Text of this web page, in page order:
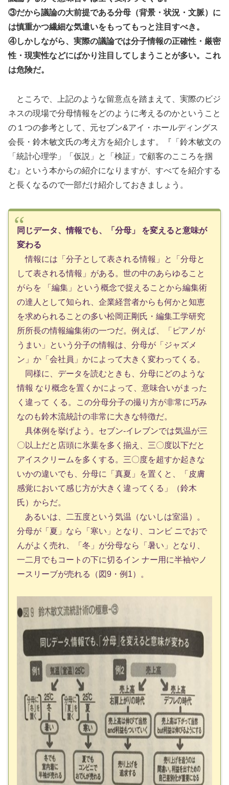
③だから議論の大前提である分母（背景・状況・文脈）に
は慎重かつ繊細な気遣いをもってもっと注目すべき。
④しかしながら、実際の議論では分子情報の正確性・厳密
性・現実性などにばかり注目してしまうことが多い。これ
は危険だ。
ところで、上記のような留意点を踏まえて、実際のビジ
ネスの現場で分母情報をどのように考えるのかということ
の１つの参考として、元セブン&アイ・ホールディングス
会長・鈴木敏文氏の考え方を紹介します。『「鈴木敏文の
「統計心理学」「仮説」と「検証」で顧客のこころを掴
む』という本からの紹介になりますが、すべてを紹介する
と長くなるので一部だけ紹介しておきましょう。
同じデータ、情報でも、「分母」 を変えると意味が
変わる
情報には「分子として表される情報」と「分母と
して表される情報」がある。世の中のあらゆること
がらを 「編集」という概念で捉えることから編集術
の達人として知られ、企業経営者からも何かと知恵
を求められることの多い松岡正剛氏・編集工学研究
所所長の情報編集術の一つだ。例えば、「ピアノが
うまい」という分子の情報は、分母が「ジャズメ
ン」か「会社員」かによって大きく変わってくる。
同様に、データを読むときも、分母にどのような
情報 なり概念を置くかによって、意味合いがまった
く違って くる。この分母分子の撮り方が非常に巧み
なのも鈴木流統計の非常に大きな特徴だ。
具体例を挙げよう。セブン-イレブンでは気温が三
〇以上だと店頭に氷葉を多く揃え、三〇度以下だと
アイスクリームを多くする。三〇度を超すか起きな
いかの違いでも、分母に「真夏」を置くと、「皮膚
感覚において感じ方が大きく違ってくる」（鈴木
氏）からだ。
あるいは、二五度という気温（ないしは室温）。
分母が「夏」なら「寒い」となり、コンビ ニでおで
んがよく売れ、「冬」が分母なら「暑い」となり、
一二月でもコートの下に切るイン ナー用に半袖やノ
ースリーブが売れる（図9・例1）。